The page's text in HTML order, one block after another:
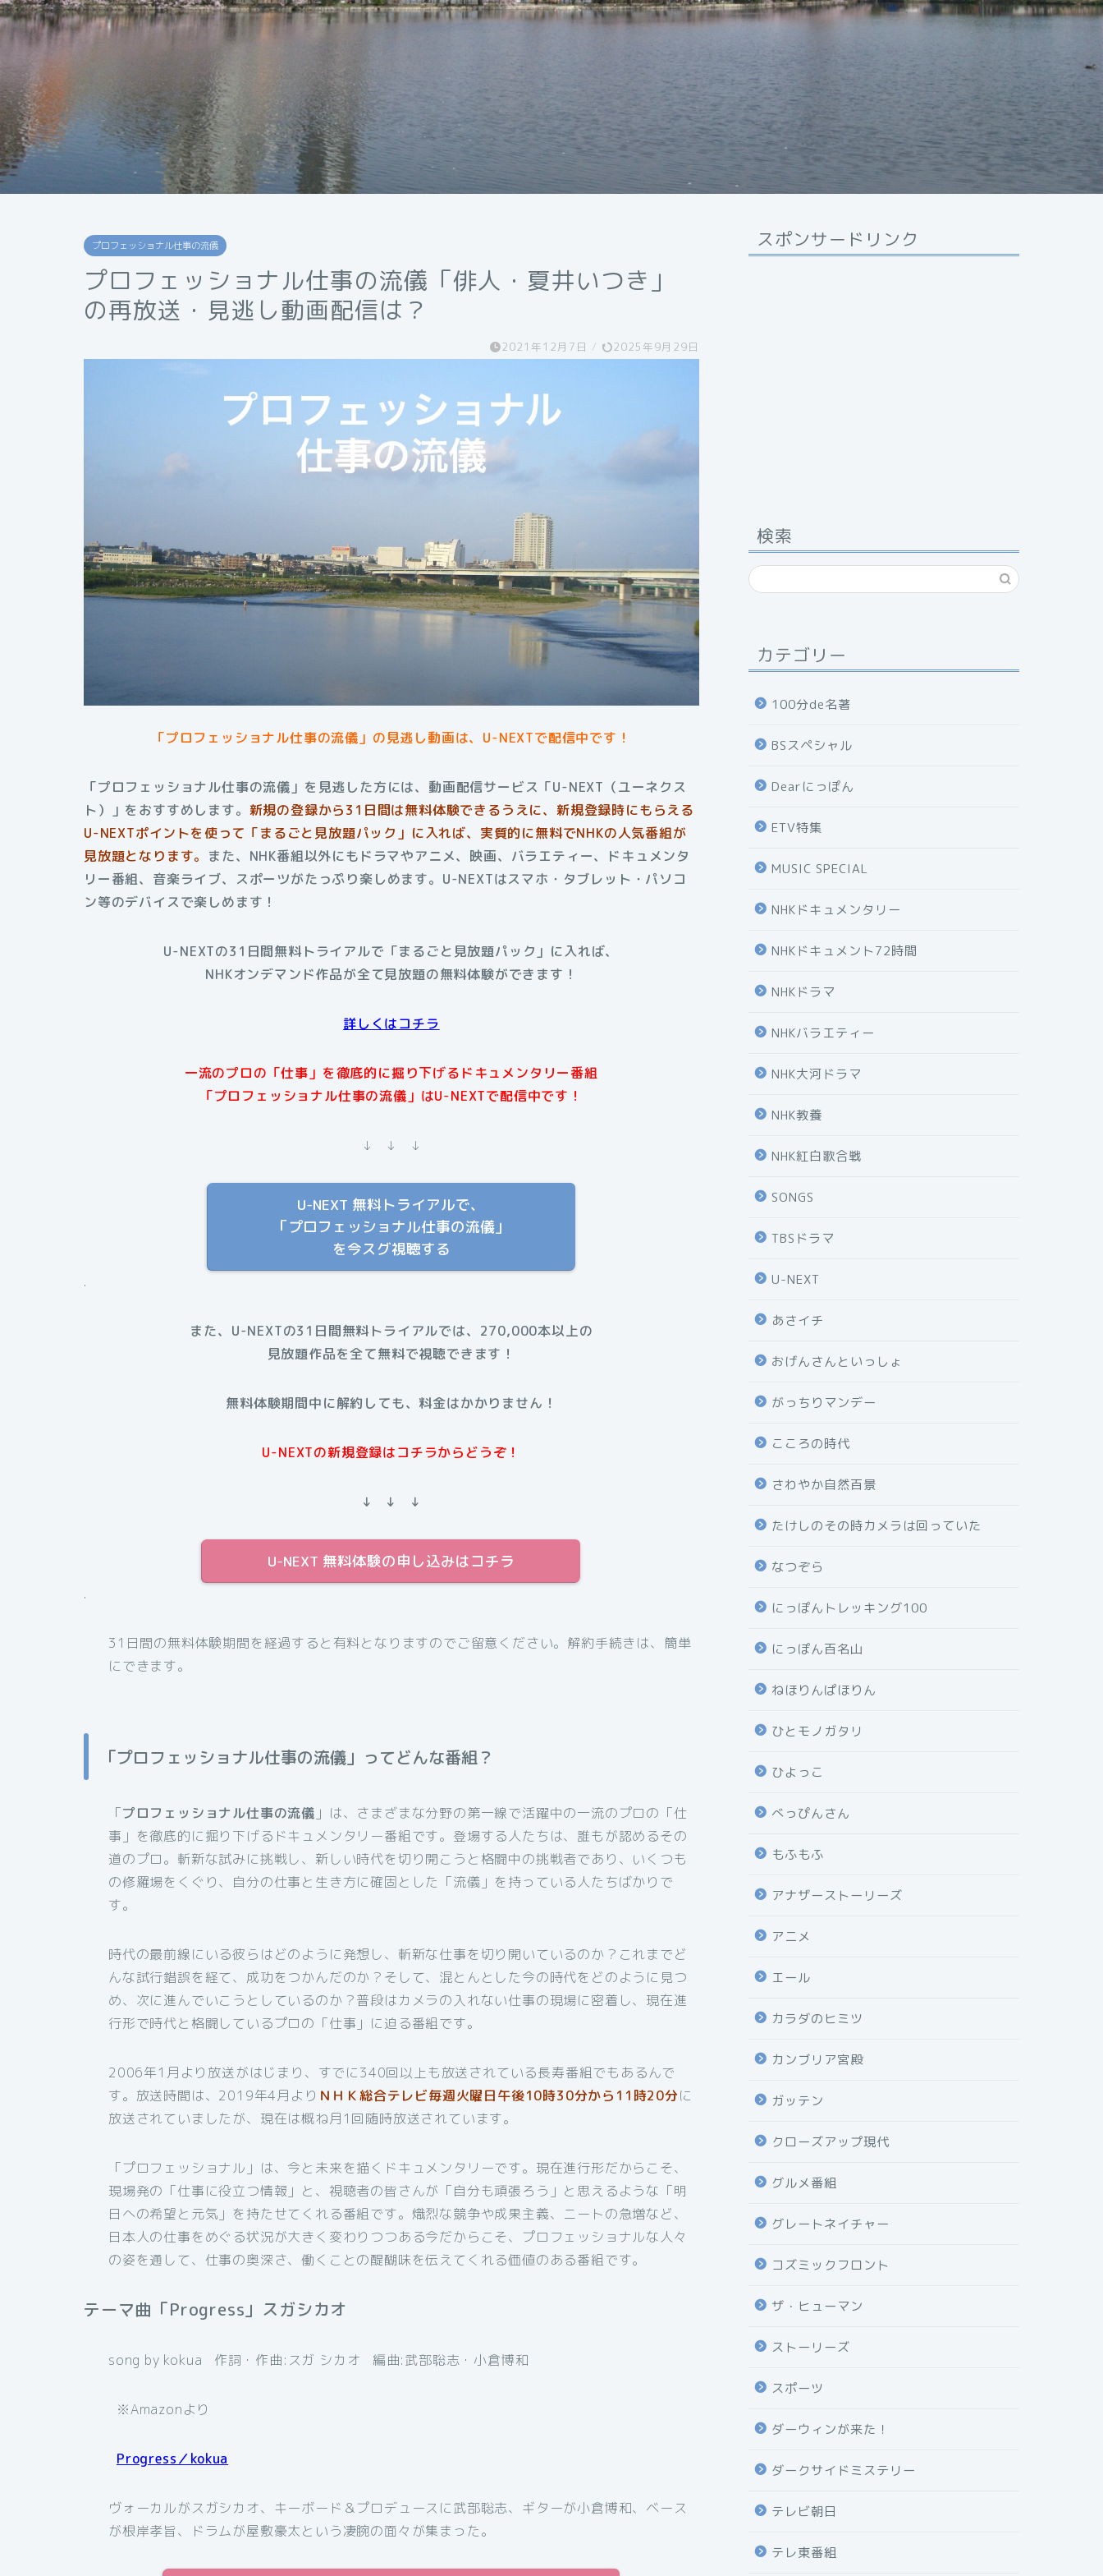
プロフェッショナル仕事の流儀
プロフェッショナル仕事の流儀「俳人・夏井いつき」
の再放送・見逃し動画配信は？
2021年12月7日 / 2025年9月29日
「プロフェッショナル仕事の流儀」の見逃し動画は、U-NEXTで配信中です！
「プロフェッショナル仕事の流儀」を見逃した方には、動画配信サービス「U-NEXT（ユーネクス
ト）」をおすすめします。 新規の登録から31日間は無料体験できるうえに、新規登録時にもらえる
U-NEXTポイントを使って「まるごと見放題パック」に入れば、実質的に無料でNHKの人気番組が
見放題となります。 また、NHK番組以外にもドラマやアニメ、映画、バラエティー、ドキュメンタ
リー番組、音楽ライブ、スポーツがたっぷり楽しめます。U-NEXTはスマホ・タブレット・パソコ
ン等のデバイスで楽しめます！
U-NEXTの31日間無料トライアルで「まるごと見放題パック」に入れば、
NHKオンデマンド作品が全て見放題の無料体験ができます！
詳しくはコチラ
一流のプロの「仕事」を徹底的に掘り下げるドキュメンタリー番組
「プロフェッショナル仕事の流儀」はU-NEXTで配信中です！
↓ ↓ ↓
U-NEXT 無料トライアルで、
「プロフェッショナル仕事の流儀」
を今スグ視聴する
.
また、U-NEXTの31日間無料トライアルでは、270,000本以上の
見放題作品を全て無料で視聴できます！
無料体験期間中に解約しても、料金はかかりません！
U-NEXTの新規登録はコチラからどうぞ！
↓ ↓ ↓
U-NEXT 無料体験の申し込みはコチラ
.
31日間の無料体験期間を経過すると有料となりますのでご留意ください。解約手続きは、簡単
にできます。
「プロフェッショナル仕事の流儀」ってどんな番組？
「プロフェッショナル仕事の流儀 」は、さまざまな分野の第一線で活躍中の一流のプロの「仕
事」を徹底的に掘り下げるドキュメンタリー番組です。登場する人たちは、誰もが認めるその
道のプロ。斬新な試みに挑戦し、新しい時代を切り開こうと格闘中の挑戦者であり、いくつも
の修羅場をくぐり、自分の仕事と生き方に確固とした「流儀」を持っている人たちばかりで
す。
時代の最前線にいる彼らはどのように発想し、斬新な仕事を切り開いているのか？これまでど
んな試行錯誤を経て、成功をつかんだのか？そして、混とんとした今の時代をどのように見つ
め、次に進んでいこうとしているのか？普段はカメラの入れない仕事の現場に密着し、現在進
行形で時代と格闘しているプロの「仕事」に迫る番組です。
2006年1月より放送がはじまり、すでに340回以上も放送されている長寿番組でもあるんで
す。放送時間は、2019年4月より ＮＨＫ総合テレビ毎週火曜日午後10時30分から11時20分に
放送されていましたが、現在は概ね月1回随時放送されています。
「プロフェッショナル」は、今と未来を描くドキュメンタリーです。現在進行形だからこそ、
現場発の「仕事に役立つ情報」と、視聴者の皆さんが「自分も頑張ろう」と思えるような「明
日への希望と元気」を持たせてくれる番組です。熾烈な競争や成果主義、ニートの急増など、
日本人の仕事をめぐる状況が大きく変わりつつある今だからこそ、プロフェッショナルな人々
の姿を通して、仕事の奥深さ、働くことの醍醐味を伝えてくれる価値のある番組です。
テーマ曲「Progress」スガシカオ
song by kokua 作詞・作曲:スガ シカオ 編曲:武部聡志・小倉博和
※Amazonより
Progress／kokua
ヴォーカルがスガシカオ、キーボード＆プロデュースに武部聡志、ギターが小倉博和、ベース
が根岸孝旨、ドラムが屋敷豪太という凄腕の面々が集まった。
スポンサードリンク
検索
カテゴリー
100分de名著
BSスペシャル
Dearにっぽん
ETV特集
MUSIC SPECIAL
NHKドキュメンタリー
NHKドキュメント72時間
NHKドラマ
NHKバラエティー
NHK大河ドラマ
NHK教養
NHK紅白歌合戦
SONGS
TBSドラマ
U-NEXT
あさイチ
おげんさんといっしょ
がっちりマンデー
こころの時代
さわやか自然百景
たけしのその時カメラは回っていた
なつぞら
にっぽんトレッキング100
にっぽん百名山
ねほりんぱほりん
ひとモノガタリ
ひよっこ
べっぴんさん
もふもふ
アナザーストーリーズ
アニメ
エール
カラダのヒミツ
カンブリア宮殿
ガッテン
クローズアップ現代
グルメ番組
グレートネイチャー
コズミックフロント
ザ・ヒューマン
ストーリーズ
スポーツ
ダーウィンが来た！
ダークサイドミステリー
テレビ朝日
テレ東番組